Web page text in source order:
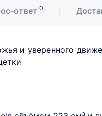
ответ 0
и уверенного